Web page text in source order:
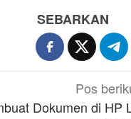
SEBARKAN
Pos
Dokumen di HP